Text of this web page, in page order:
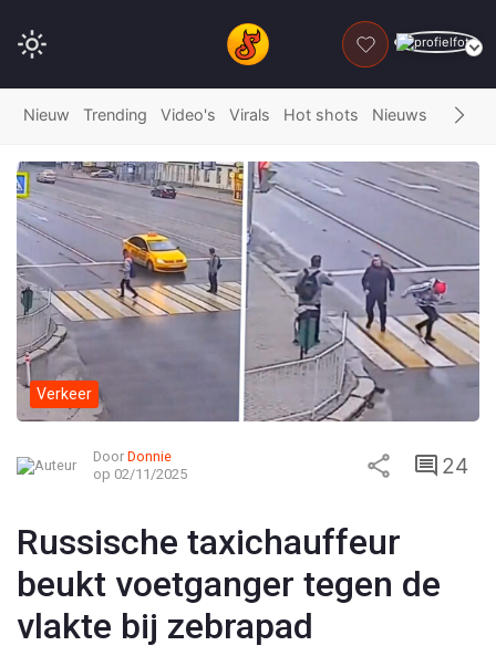
DONEER
Nieuw Trending Video's Virals Hot shots Nieuws Fails
Verkeer
Door Donnie
op 02/11/2025
24
Russische taxichauffeur
beukt voetganger tegen de
vlakte bij zebrapad